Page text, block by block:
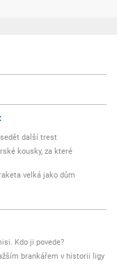
další trest
kousky, za které
velká jako dům
Kdo ji povede?
brankářem v historii ligy